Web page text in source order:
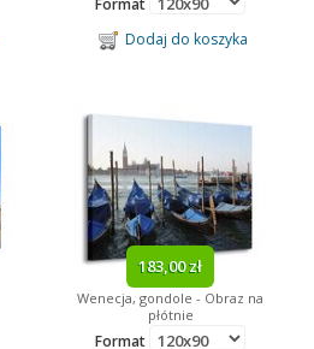
Dodaj do koszyka
183,00 zł
Wenecja, gondole - Obraz na
płótnie
Format